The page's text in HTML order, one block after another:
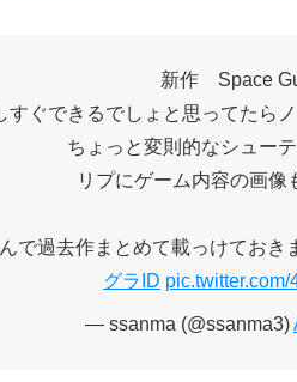
新作 Space
すぐできるでしょと思ってたら
ちょっと変則的なシュー
リプにゲーム内容の画像
で過去作まとめて載っけておき
グラID
— ssanma (@ssanma3)